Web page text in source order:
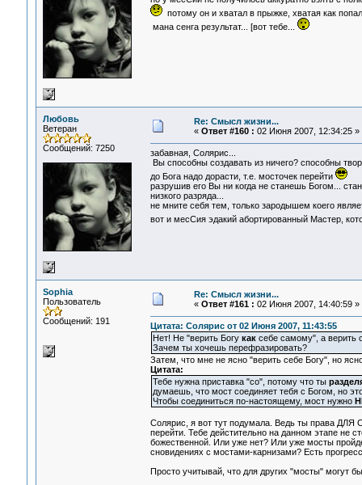
потому он и хватал в прыжке, хватая как
мана сенга результат... [вот тебе...
Любовь
Ветеран
Сообщений: 7250
Re: Смысл жизни...
« Ответ #160 : 02 Июня 2007, 12:34:25 »
забавная, Солярис...
Вы способны создавать из ничего? способны
до Бога надо дорасти, т.е. мосточек перейти
разрушив его Вы ни когда не станешь Богом...
низкого разряда...
не мните себя тем, только зародышем коего
вот и месСия эдакий абортированный Мастер,
Sophia
Пользователь
Сообщений: 191
Re: Смысл жизни...
« Ответ #161 : 02 Июня 2007, 14:40:59 »
Цитата: Солярис от 02 Июня 2007, 11:43:55
Нет! Не "верить Богу каксебе самому", а верить
Зачем ты хочешь перефразировать?
Затем, что мне не ясно "верить себе Богу", но
Цитата:
Тебе нужна приставка "со", потому что ты
думаешь, что мост соединяет тебя с Богом, но
Чтобы соединиться по-настоящему, мост нужно
Солярис, я вот тут подумала. Ведь ты права
перейти. Тебе дейстительно на данном этапе не
божественной. Или уже нет? Или уже мосты
сновидениях с мостами-карнизами? Есть
Просто учитывай, что для других "мосты" могут